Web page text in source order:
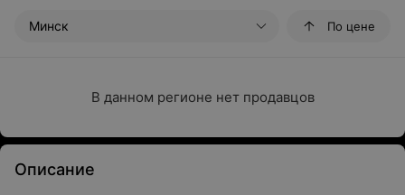
Минск По цене
В данном регионе нет продавцов
Описание